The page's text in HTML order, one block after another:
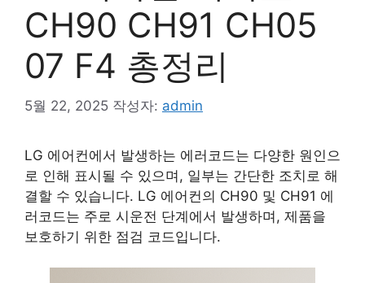
CH90 CH91 CH05
07 F4 총정리
5월 22, 2025 작성자: admin
LG 에어컨에서 발생하는 에러코드는 다양한 원인으
로 인해 표시될 수 있으며, 일부는 간단한 조치로 해
결할 수 있습니다. LG 에어컨의 CH90 및 CH91 에
러코드는 주로 시운전 단계에서 발생하며, 제품을
보호하기 위한 점검 코드입니다.